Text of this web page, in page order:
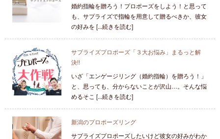
婚約指輪を贈ろう！プロポーズをしよう！と思って
も、サプライズで指輪を用意して贈るべきか、彼女
の好みを [...続きを読む]
サプライズプロポーズ「３大お悩み」まるっと解
決!!
いざ「エンゲージリング（婚約指輪）を贈ろう！」
と、思っても、分からないことが沢山…。そんな悩
めるそこ [...続きを読む]
新潟のプロポーズリング
サプライズプロポーズしたいけど彼女の好みがわか